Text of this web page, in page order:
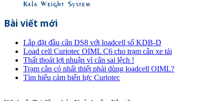
Kala Weight System
Bài viết mới
Lắp đặt đầu cân DS8 với loadcell số KDB-D
Load cell Curiotec OIML C6 cho trạm cân xe tải
Thất thoát lợi nhuận vì cân sai lệch !
Trạm cân có nhất thiết phải dùng loadcell OIML?
Tìm hiểu cảm biến lực Curiotec